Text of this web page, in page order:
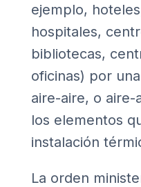
ejemplo,
hospitales,
bibliotecas,
oficinas) por
aire-aire, o aire-
los elementos
instalación
La orden